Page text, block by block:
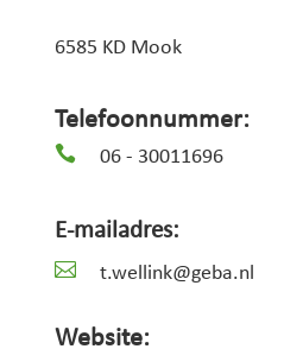
6585 KD Mook
Telefoonnummer:
 06 - 30011696
E-mailadres:
 t.wellink@geba.nl
Website: